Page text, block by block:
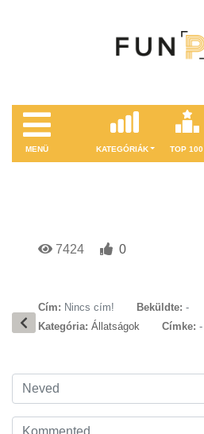
MENÜ KATEGÓRIÁK TOP 100
7424
0
Cím: Nincs cím! Beküldte: -
Kategória: Állatságok Címke: -